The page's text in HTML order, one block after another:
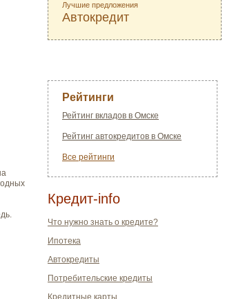
Лучшие предложения
Автокредит
Рейтинги
Рейтинг вкладов в Омске
Рейтинг автокредитов в Омске
Все рейтинги
Кредит-info
Что нужно знать о кредите?
Ипотека
Автокредиты
Потребительские кредиты
Кредитные карты